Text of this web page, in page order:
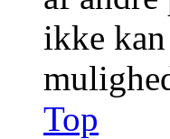
ikke
Top